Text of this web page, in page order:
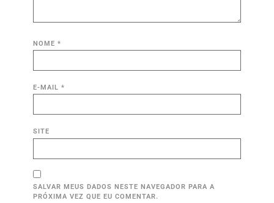
NOME *
E-MAIL *
SITE
SALVAR MEUS DADOS NESTE NAVEGADOR PARA A
PRÓXIMA VEZ QUE EU COMENTAR.